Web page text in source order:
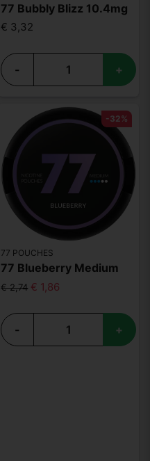
77 Bubbly Blizz 10.4mg
€ 3,32
- +
77 POUCHES
77 Blueberry Medium
€ 2,74 € 1,86
- +
-32%